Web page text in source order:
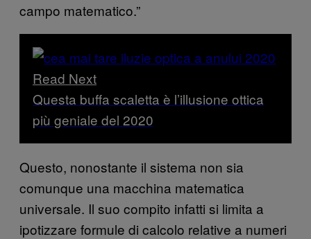
campo matematico.”
Read Next
Questa buffa scaletta è l’illusione ottica
più geniale del 2020
Questo, nonostante il sistema non sia
comunque una macchina matematica
universale. Il suo compito infatti si limita a
ipotizzare formule di calcolo relative a numeri